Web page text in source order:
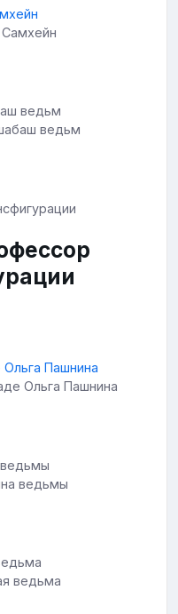
ведьм
Ольга Пашнина
ведьмы
ведьма